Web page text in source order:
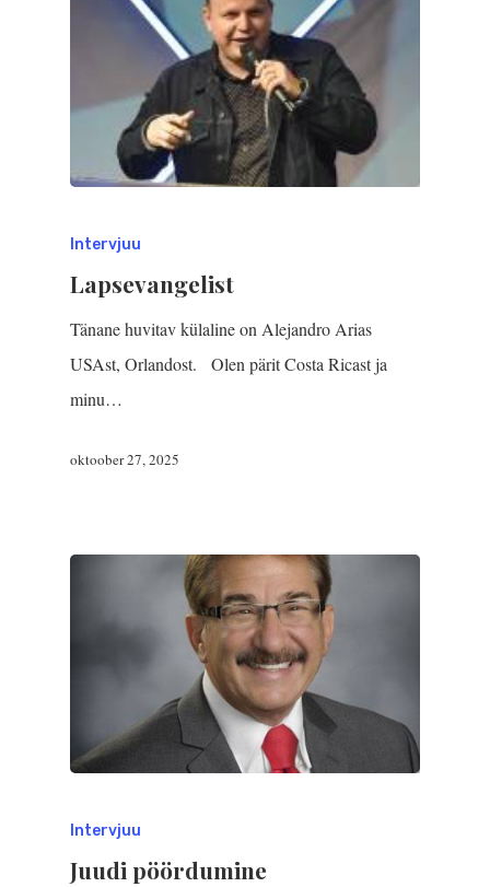
Intervjuu
Lapsevangelist
Tänane huvitav külaline on Alejandro Arias
USAst, Orlandost. Olen pärit Costa Ricast ja
minu…
oktoober 27, 2025
Intervjuu
Juudi pöördumine